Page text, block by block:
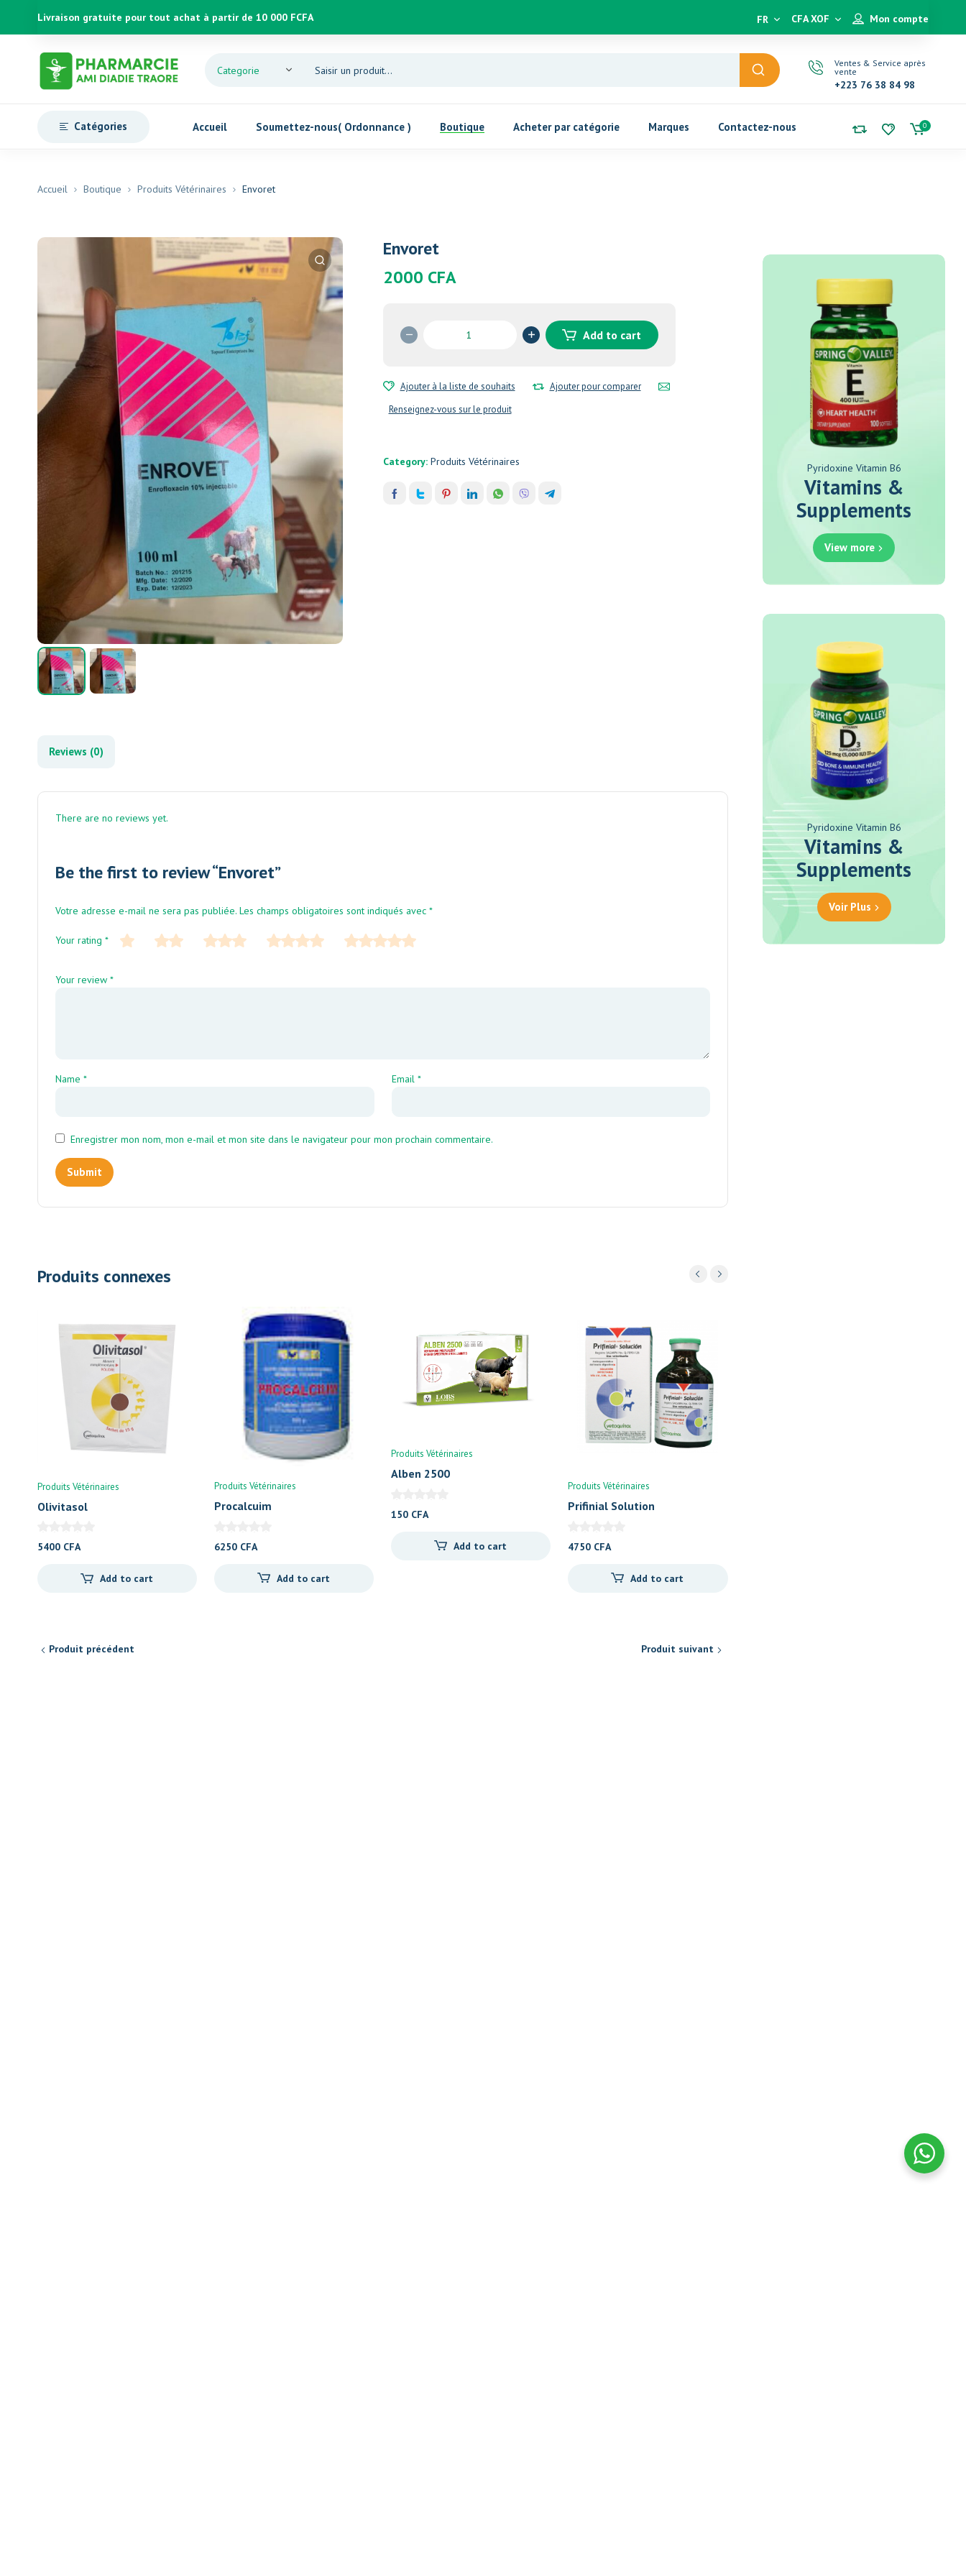
Livraison gratuite pour tout achat à partir de 10 000 FCFA Mon compte
CFA XOF
FR
Ventes & Service après
vente
+223 76 38 84 98
Catégories Accueil Soumettez-nous( Ordonnance ) Boutique Acheter par catégorie Marques Contactez-nous 0
Accueil Boutique Produits Vétérinaires Envoret
Envoret
2000 CFA
Add to cart
Ajouter à la liste de souhaits
Ajouter pour comparer
Renseignez-vous sur le produit
Category: Produits Vétérinaires
Reviews (0)
There are no reviews yet.
Be the first to review “Envoret”
Votre adresse e-mail ne sera pas publiée. Les champs obligatoires sont indiqués avec *
Your rating *
Your review *
Name * Email *
Enregistrer mon nom, mon e-mail et mon site dans le navigateur pour mon prochain commentaire.
Produits connexes
Produits Vétérinaires
Olivitasol
5400 CFA
Add to cart
Produits Vétérinaires
Procalcuim
6250 CFA
Add to cart
Produits Vétérinaires
Alben 2500
150 CFA
Add to cart
Produits Vétérinaires
Prifinial Solution
4750 CFA
Add to cart
Produit précédent Produit suivant
Pyridoxine Vitamin B6
Vitamins &
Supplements
View more
Pyridoxine Vitamin B6
Vitamins &
Supplements
Voir Plus